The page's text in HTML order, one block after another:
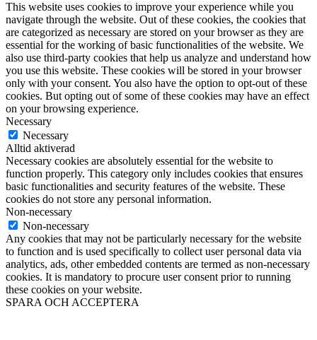
This website uses cookies to improve your experience while you
navigate through the website. Out of these cookies, the cookies that
are categorized as necessary are stored on your browser as they are
essential for the working of basic functionalities of the website. We
also use third-party cookies that help us analyze and understand how
you use this website. These cookies will be stored in your browser
only with your consent. You also have the option to opt-out of these
cookies. But opting out of some of these cookies may have an effect
on your browsing experience.
Necessary
Necessary
Alltid aktiverad
Necessary cookies are absolutely essential for the website to
function properly. This category only includes cookies that ensures
basic functionalities and security features of the website. These
cookies do not store any personal information.
Non-necessary
Non-necessary
Any cookies that may not be particularly necessary for the website
to function and is used specifically to collect user personal data via
analytics, ads, other embedded contents are termed as non-necessary
cookies. It is mandatory to procure user consent prior to running
these cookies on your website.
SPARA OCH ACCEPTERA